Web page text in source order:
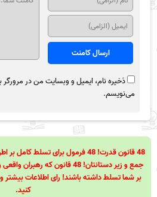
ذخیره نام، ایمیل و وبسایت من در مرورگر
می‌نویسم.
جمع و زیر دستانتان! 48 قانون
بر شما تسلط داشته باشند! رای اطلاعات بیشتر
کنید.